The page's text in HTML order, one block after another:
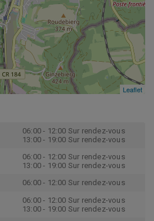
Leaflet
Leaflet
06:00 - 12:00 Sur rendez-vous
13:00 - 19:00 Sur rendez-vous
06:00 - 12:00 Sur rendez-vous
13:00 - 19:00 Sur rendez-vous
06:00 - 12:00 Sur rendez-vous
06:00 - 12:00 Sur rendez-vous
13:00 - 19:00 Sur rendez-vous